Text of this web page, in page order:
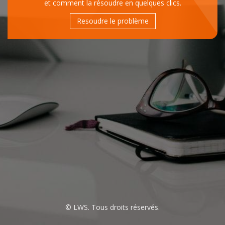
et comment la résoudre en quelques clics.
Resoudre le problème
© LWS. Tous droits réservés.